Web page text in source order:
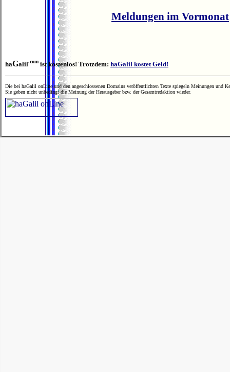
Meldungen im Vormonat
haGalil.com ist kostenlos! Trotzdem: haGalil kostet Geld!
Die bei haGalil onLine und den angeschlossenen Domains veröffentlichten Texte spiegeln Meinungen und
Sie geben nicht unbedingt die Meinung der Herausgeber bzw. der Gesamtredaktion wieder.